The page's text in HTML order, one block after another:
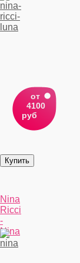
от
4100
руб
Nina
Ricci
-
Nina